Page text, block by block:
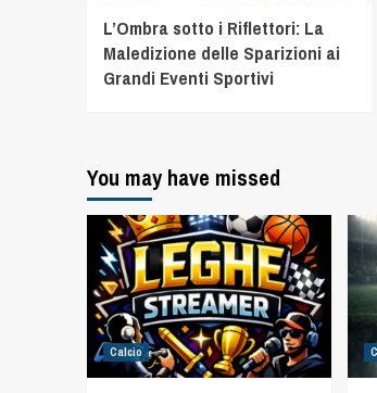
L’Ombra sotto i Riflettori: La
Maledizione delle Sparizioni ai
Grandi Eventi Sportivi
You may have missed
Calcio